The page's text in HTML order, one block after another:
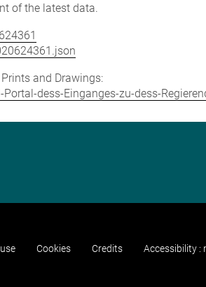
of the latest data.
and Drawings:
dess-Einganges-zu-dess-
Cookies Credits Accessibility :